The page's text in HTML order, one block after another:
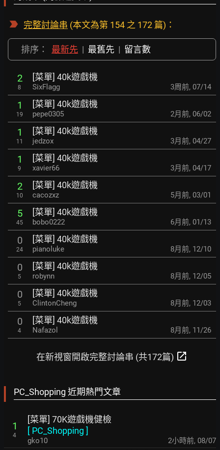
完整討論串 (本文為第 154 之 172 篇)：
排序： 最新先 | 最舊先 | 留言數
2
8
[菜單] 40k遊戲機
SixFlagg 3周前, 07/14
1
19
[菜單] 40k遊戲機
pepe0305 2月前, 06/02
1
11
[菜單] 40k遊戲機
jedzox 3月前, 04/27
1
9
[菜單] 40k遊戲機
xavier66 3月前, 04/17
2
10
[菜單] 40k遊戲機
cacozxz 5月前, 03/01
5
45
[菜單] 40k遊戲機
bobo0222 6月前, 01/13
0
24
[菜單] 40k遊戲機
pianoluke 8月前, 12/10
0
5
[菜單] 40k遊戲機
robynn 8月前, 12/05
0
5
[菜單] 40k遊戲機
ClintonCheng 8月前, 12/03
0
4
[菜單] 40k遊戲機
Nafazol 8月前, 11/26
在新視窗開啟完整討論串 (共172篇) open_in_new
PC_Shopping 近期熱門文章
1
4
[菜單] 70K遊戲機健檢
[ PC_Shopping ]
gko10 2小時前, 08/07